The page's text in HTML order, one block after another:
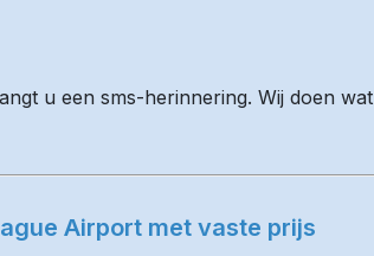
u een sms-herinnering. Wij doen wat
Airport met vaste prijs